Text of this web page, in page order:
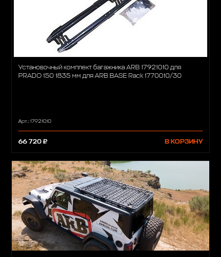
Установочный комплект багажника ARB 17921010 для
PRADO 150 1835 мм для ARB BASE Rack 1770010/30
Арт.: 17921010
66 720 ₽ В КОРЗИНУ